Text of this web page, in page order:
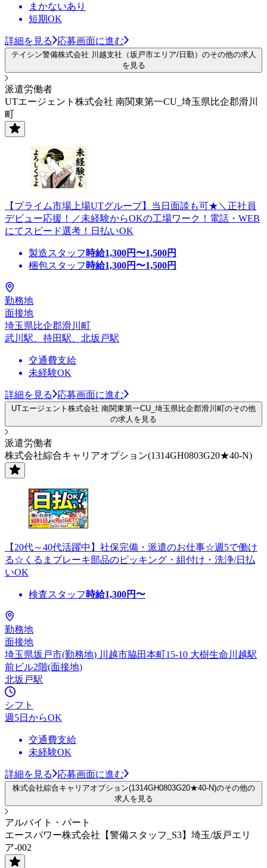
まかないあり
短期OK
詳細を見る 応募画面に進む
テイシン警備株式会社 川越支社（坂戸市エリア/日勤）のその他の求人
を見る
派遣労働者
UTエージェント株式会社 南関東第一CU_埼玉県比企郡滑川
町
【プライム市場上場UTグループ】当日面談も可★＼正社員
デビュー応援！／未経験からOKの工場ワーク！電話・WEB
にてスピード選考！日払いOK
製造スタッフ 時給1,300円〜1,500円
梱包スタッフ 時給1,300円〜1,500円
勤務地
面接地
埼玉県比企郡滑川町
武川駅、持田駅、北坂戸駅
交通費支給
未経験OK
詳細を見る 応募画面に進む
UTエージェント株式会社 南関東第一CU_埼玉県比企郡滑川町のその他
の求人を見る
派遣労働者
株式会社綜合キャリアオプション(1314GH0803G20★40-N)
【20代～40代活躍中】社保完備・派遣のお仕事☆週5で働け
る☆くるまブレーキ部品のピッキング・組付け・洗浄/日払
いOK
検査スタッフ 時給1,300円〜
勤務地
面接地
埼玉県坂戸市(勤務地) 川越市脇田本町15-10 大樹生命川越駅
前ビル2階(面接地)
北坂戸駅
シフト
週5日からOK
交通費支給
未経験OK
詳細を見る 応募画面に進む
株式会社綜合キャリアオプション(1314GH0803G20★40-N)のその他の
求人を見る
アルバイト・パート
エースパワー株式会社【警備スタッフ_S3】埼玉/坂戸エリ
ア-002